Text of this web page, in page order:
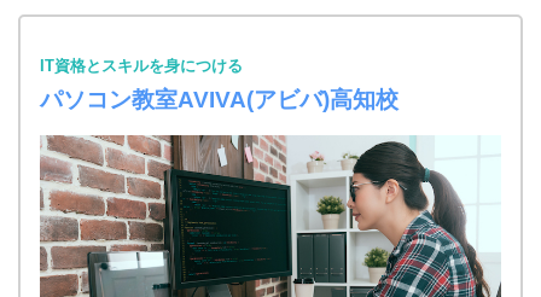
IT資格とスキルを身につける
パソコン教室AVIVA(アビバ)高知校